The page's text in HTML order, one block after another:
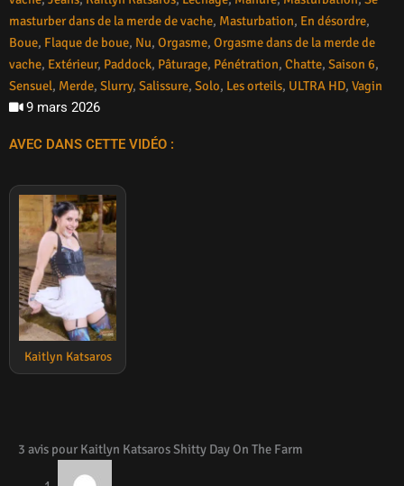
masturber dans de la merde de vache, Masturbation, En désordre,
Boue, Flaque de boue, Nu, Orgasme, Orgasme dans de la merde de
vache, Extérieur, Paddock, Pâturage, Pénétration, Chatte, Saison 6,
Sensuel, Merde, Slurry, Salissure, Solo, Les orteils, ULTRA HD, Vagin
9 mars 2026
AVEC DANS CETTE VIDÉO :
Kaitlyn Katsaros
3 avis pour Kaitlyn Katsaros Shitty Day On The Farm